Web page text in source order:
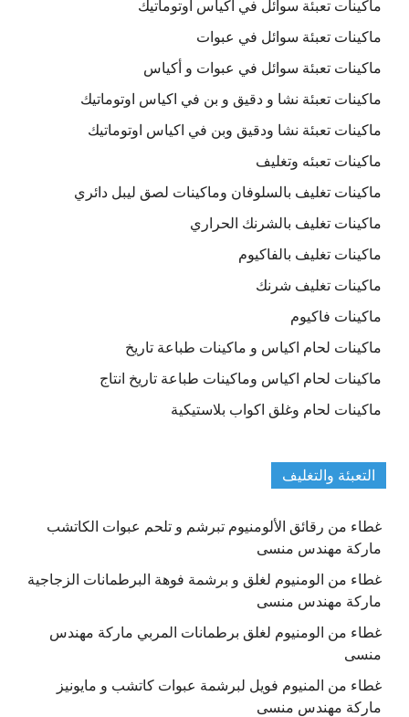
ماكينات تعبئة سوائل في اكياس اوتوماتيك
ماكينات تعبئة سوائل في عبوات
ماكينات تعبئة سوائل في عبوات و أكياس
ماكينات تعبئة نشا و دقيق و بن في اكياس اوتوماتيك
ماكينات تعبئة نشا ودقيق وبن في اكياس اوتوماتيك
ماكينات تعبئه وتغليف
ماكينات تغليف بالسلوفان وماكينات لصق ليبل دائري
ماكينات تغليف بالشرنك الحراري
ماكينات تغليف بالفاكيوم
ماكينات تغليف شرنك
ماكينات فاكيوم
ماكينات لحام اكياس و ماكينات طباعة تاريخ
ماكينات لحام اكياس وماكينات طباعة تاريخ انتاج
ماكينات لحام وغلق اكواب بلاستيكية
التعبئة والتغليف
غطاء من رقائق الألومنيوم تبرشم و تلحم عبوات الكاتشب
ماركة مهندس منسى
غطاء من الومنيوم لغلق و برشمة فوهة البرطمانات الزجاجية
ماركة مهندس منسى
غطاء من الومنيوم لغلق برطمانات المربي ماركة مهندس
منسى
غطاء من المنيوم فويل لبرشمة عبوات كاتشب و مايونيز
ماركة مهندس منسى